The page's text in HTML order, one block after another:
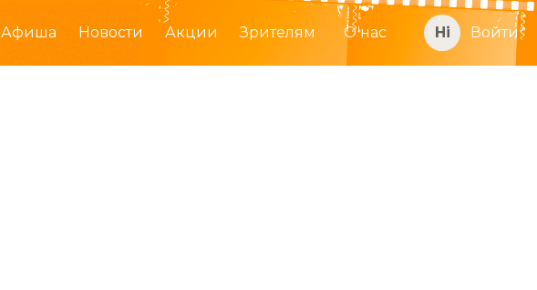
Афиша Новости Акции Зрителям О нас Войти